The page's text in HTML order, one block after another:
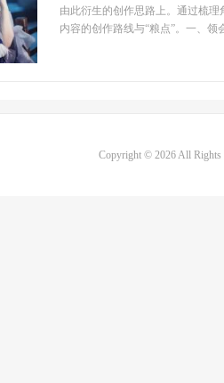
由此衍生的创作思路上。通过梳
内容的创作路线与“粮点”。一、
Copyright © 2026 All